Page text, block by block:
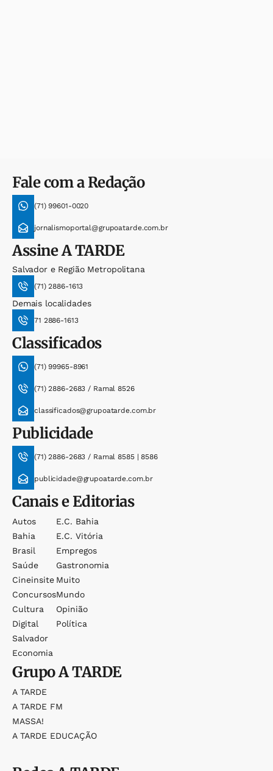
Fale com a Redação
(71) 99601-0020
jornalismoportal@grupoatarde.com.br
AssineA TARDE
Salvador e Região Metropolitana
(71) 2886-1613
Demais localidades
71 2886-1613
Classificados
(71) 99965-8961
(71) 2886-2683 / Ramal 8526
classificados@grupoatarde.com.br
Publicidade
(71) 2886-2683 / Ramal 8585 | 8586
publicidade@grupoatarde.com.br
Canais e Editorias
Autos
Bahia
Brasil
Saúde
Cineinsite
Concursos
Cultura
Digital
Salvador
Economia
E.c. Bahia
E.c. Vitória
Empregos
Gastronomia
Muito
Mundo
Opinião
Política
GrupoA TARDE
A TARDE
A TARDE FM
MASSA!
A TARDE EDUCAÇÃO